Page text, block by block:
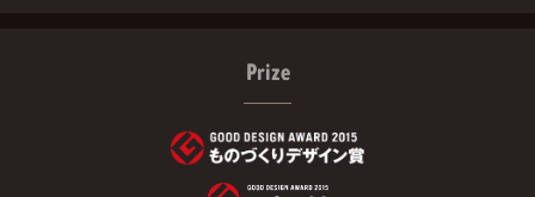
Prize